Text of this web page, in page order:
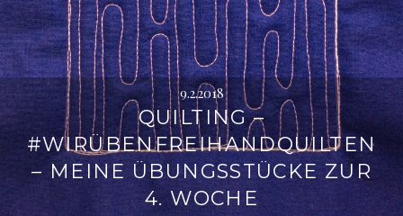
9.2.2018
QUILTING –
#WIRÜBENFREIHANDQUILTEN
– MEINE ÜBUNGSSTÜCKE ZUR
4. WOCHE